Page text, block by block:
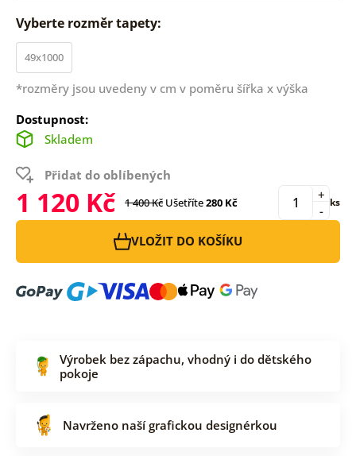
Vyberte rozměr tapety:
49x1000
*rozměry jsou uvedeny v cm v poměru šířka x výška
Dostupnost:
Skladem
Přidat do oblíbených
1 120 Kč 1 400 Kč Ušetříte280 Kč -
+ ks
VLOŽIT DO KOŠÍKU
Výrobek bez zápachu, vhodný i do dětského
pokoje
Navrženo naší grafickou designérkou